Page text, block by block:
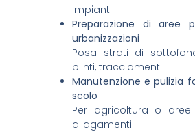
impianti.
Preparazione di aree
urbanizzazioni
Posa strati di
plinti, tracciamenti.
Manutenzione e pulizia
scolo
Per agricoltura o
allagamenti.